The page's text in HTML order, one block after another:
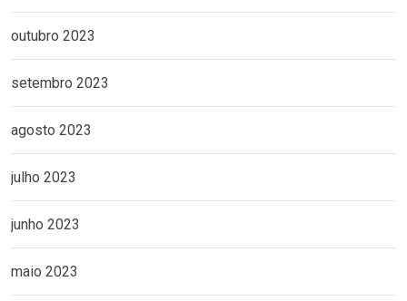
outubro 2023
setembro 2023
agosto 2023
julho 2023
junho 2023
maio 2023